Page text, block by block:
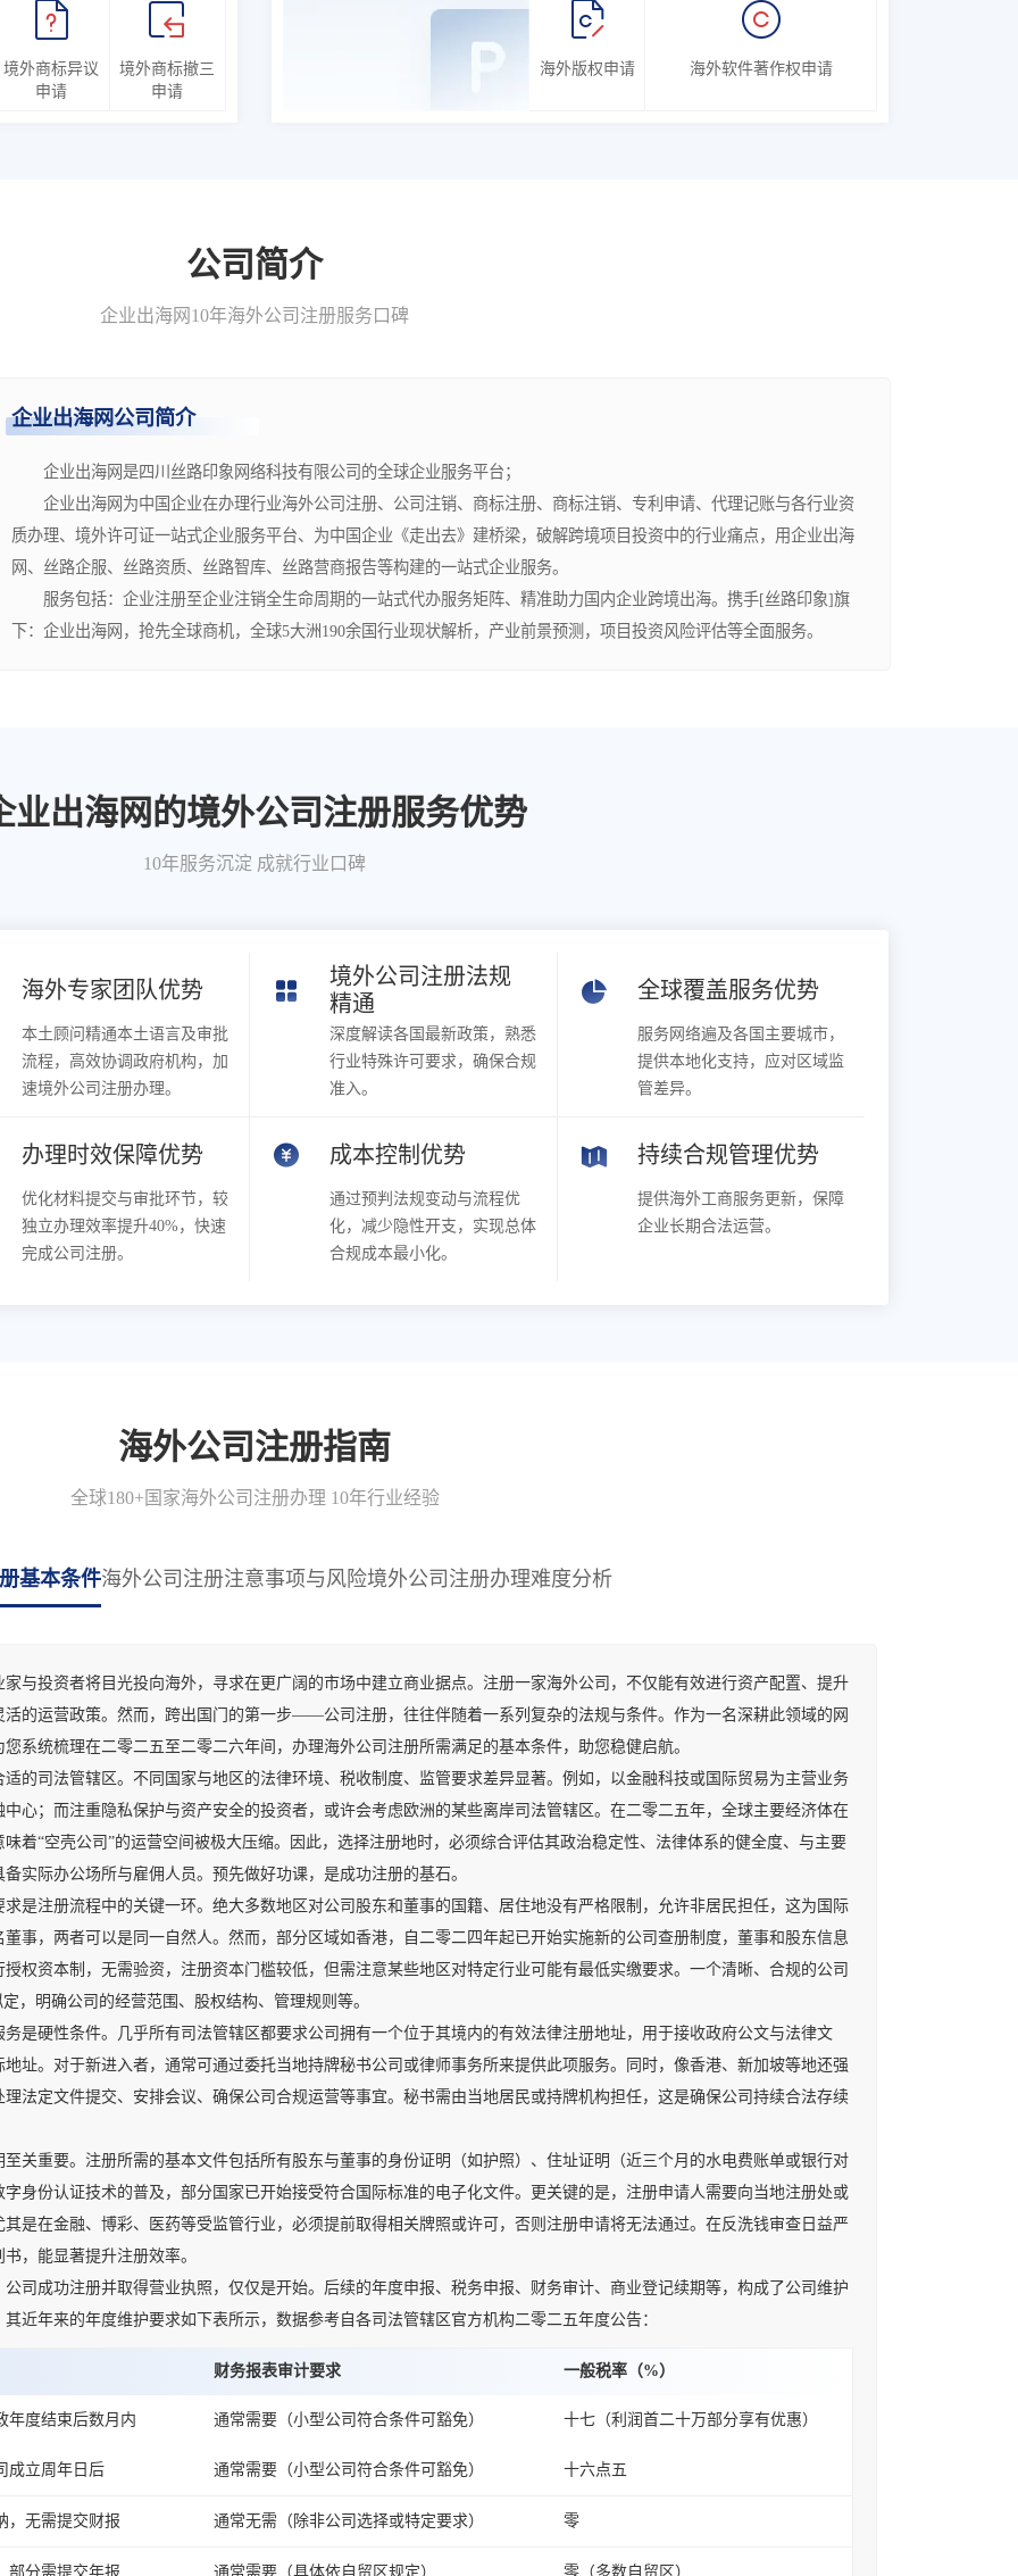
境外商标异议
申请
境外商标撤三
申请
海外版权申请 海外软件著作权申请
公司简介
企业出海网10年海外公司注册服务口碑
企业出海网公司简介
企业出海网是四川丝路印象网络科技有限公司的全球企业服务平台；
企业出海网为中国企业在办理行业海外公司注册、公司注销、商标注册、商标注销、专利申请、代理记账与各行业资
质办理、境外许可证一站式企业服务平台、为中国企业《走出去》建桥梁，破解跨境项目投资中的行业痛点，用企业出海
网、丝路企服、丝路资质、丝路智库、丝路营商报告等构建的一站式企业服务。
服务包括：企业注册至企业注销全生命周期的一站式代办服务矩阵、精准助力国内企业跨境出海。携手[丝路印象]旗
下：企业出海网，抢先全球商机，全球5大洲190余国行业现状解析，产业前景预测，项目投资风险评估等全面服务。
业出海网的境外公司注册服务优势
10年服务沉淀 成就行业口碑
海外专家团队优势
本土顾问精通本土语言及审批
流程，高效协调政府机构，加
速境外公司注册办理。
境外公司注册法规
精通
深度解读各国最新政策，熟悉
行业特殊许可要求，确保合规
准入。
全球覆盖服务优势
服务网络遍及各国主要城市，
提供本地化支持，应对区域监
管差异。
办理时效保障优势
优化材料提交与审批环节，较
独立办理效率提升40%，快速
完成公司注册。
成本控制优势
通过预判法规变动与流程优
化，减少隐性开支，实现总体
合规成本最小化。
持续合规管理优势
提供海外工商服务更新，保障
企业长期合法运营。
海外公司注册指南
全球180+国家海外公司注册办理 10年行业经验
基本条件海外公司注册注意事项与风险境外公司注册办理难度分析
投资者将目光投向海外，寻求在更广阔的市场中建立商业据点。注册一家海外公司，不仅能有效进行资产配置、提升
的运营政策。然而，跨出国门的第一步——公司注册，往往伴随着一系列复杂的法规与条件。作为一名深耕此领域的网
系统梳理在二零二五至二零二六年间，办理海外公司注册所需满足的基本条件，助您稳健启航。
司法管辖区。不同国家与地区的法律环境、税收制度、监管要求差异显著。例如，以金融科技或国际贸易为主营业务
心；而注重隐私保护与资产安全的投资者，或许会考虑欧洲的某些离岸司法管辖区。在二零二五年，全球主要经济体在
着“空壳公司”的运营空间被极大压缩。因此，选择注册地时，必须综合评估其政治稳定性、法律体系的健全度、与主要
实际办公场所与雇佣人员。预先做好功课，是成功注册的基石。
注册流程中的关键一环。绝大多数地区对公司股东和董事的国籍、居住地没有严格限制，允许非居民担任，这为国际
事，两者可以是同一自然人。然而，部分区域如香港，自二零二四年起已开始实施新的公司查册制度，董事和股东信息
权资本制，无需验资，注册资本门槛较低，但需注意某些地区对特定行业可能有最低实缴要求。一个清晰、合规的公司
，明确公司的经营范围、股权结构、管理规则等。
硬性条件。几乎所有司法管辖区都要求公司拥有一个位于其境内的有效法律注册地址，用于接收政府公文与法律文
址。对于新进入者，通常可通过委托当地持牌秘书公司或律师事务所来提供此项服务。同时，像香港、新加坡等地还强
法定文件提交、安排会议、确保公司合规运营等事宜。秘书需由当地居民或持牌机构担任，这是确保公司持续合法存续
重要。注册所需的基本文件包括所有股东与董事的身份证明（如护照）、住址证明（近三个月的水电费账单或银行对
身份认证技术的普及，部分国家已开始接受符合国际标准的电子化文件。更关键的是，注册申请人需要向当地注册处或
是在金融、博彩、医药等受监管行业，必须提前取得相关牌照或许可，否则注册申请将无法通过。在反洗钱审查日益严
，能显著提升注册效率。
成功注册并取得营业执照，仅仅是开始。后续的年度申报、税务申报、财务审计、商业登记续期等，构成了公司维护
近年来的年度维护要求如下表所示，数据参考自各司法管辖区官方机构二零二五年度公告：
财务报表审计要求 一般税率（%）
年度结束后数月内 通常需要（小型公司符合条件可豁免） 十七（利润首二十万部分享有优惠）
成立周年日后 通常需要（小型公司符合条件可豁免） 十六点五
，无需提交财报 通常无需（除非公司选择或特定要求） 零
部分需提交年报 通常需要（具体依自贸区规定） 零（多数自贸区）